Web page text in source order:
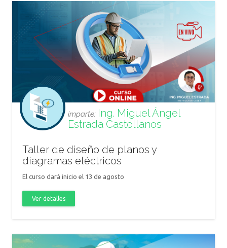
imparte: Ing. Miguel Ángel
Estrada Castellanos
Taller de diseño de planos y
diagramas eléctricos
El curso dará inicio el 13 de agosto
Ver detalles